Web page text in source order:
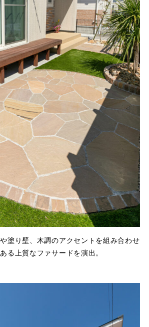
塗り壁、木調のアクセントを組み合わせ
る上質なファサードを演出。